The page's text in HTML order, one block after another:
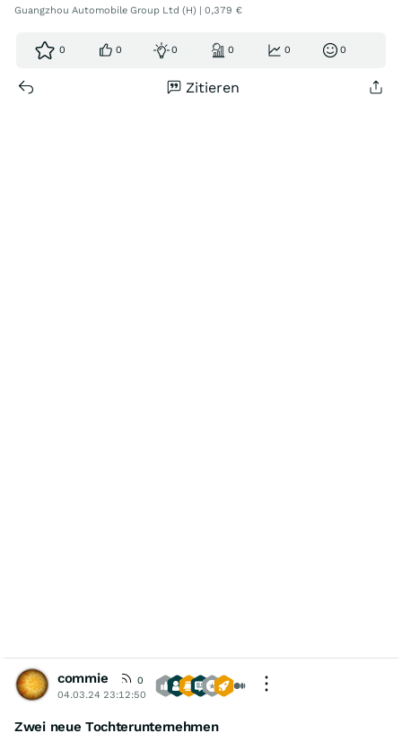
Guangzhou Automobile Group Ltd (H) | 0,379 €
0 0 0 0 0 0
Zitieren
commie
0
04.03.24 23:12:50
Zwei neue Tochterunternehmen